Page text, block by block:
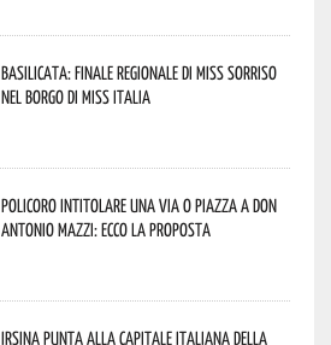
Basilicata: finale regionale di Miss Sorriso
nel borgo di Miss Italia
Policoro intitolare una via o piazza a don
Antonio Mazzi: ecco la proposta
Irsina punta alla Capitale italiana della